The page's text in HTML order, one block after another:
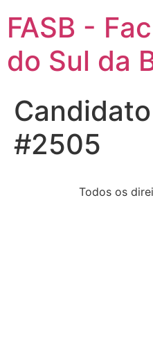
FASB -
do Sul da
#2505
Todos os